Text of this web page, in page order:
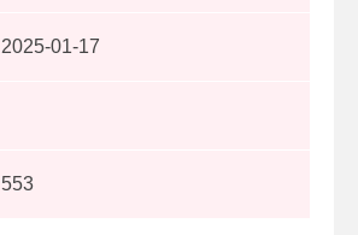
2025-01-17
553